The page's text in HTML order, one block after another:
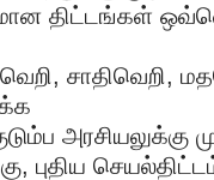
திட்டங்கள்
சாதிவெறி,
அரசியலுக்கு
புதிய